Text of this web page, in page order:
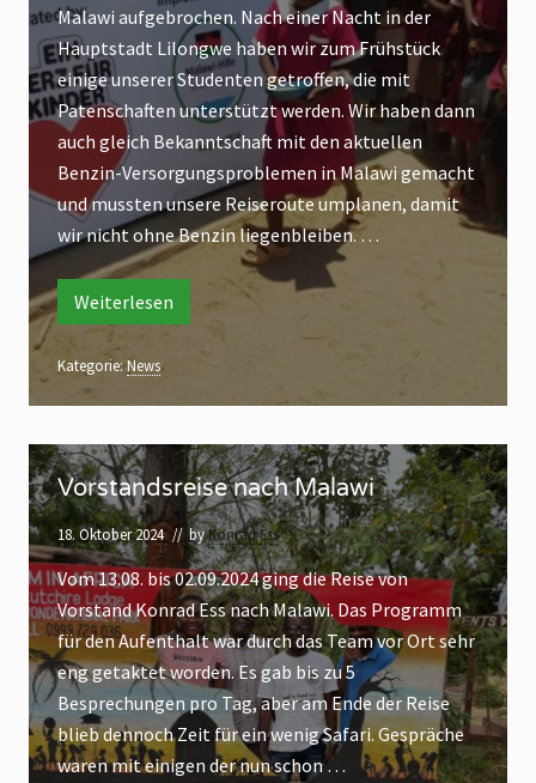
z
u
c
h
t
i
n
M
a
l
a
w
i
h
e
r
f
u
c
h
t
M
a
l
a
w
i
n
d
O
b
s
t
b
ä
u
m
e
u
m
e
Malawi aufgebrochen. Nach einer Nacht in der
Hauptstadt Lilongwe haben wir zum Frühstück
einige unserer Studenten getroffen, die mit
Patenschaften unterstützt werden. Wir haben dann
auch gleich Bekanntschaft mit den aktuellen
Benzin-Versorgungsproblemen in Malawi gemacht
und mussten unsere Reiseroute umplanen, damit
wir nicht ohne Benzin liegenbleiben. …
G
r
p
e
r
e
i
s
e
n
a
c
h
M
a
l
a
w
i
Weiterlesen
Kategorie: News
e
r
e
e
a
c
a
w
i
Vorstandsreise nach Malawi
18. Oktober 2024 // byKonrad Ess
Vom 13.08. bis 02.09.2024 ging die Reise von
Vorstand Konrad Ess nach Malawi. Das Programm
für den Aufenthalt war durch das Team vor Ort sehr
eng getaktet worden. Es gab bis zu 5
Besprechungen pro Tag, aber am Ende der Reise
blieb dennoch Zeit für ein wenig Safari. Gespräche
waren mit einigen der nun schon …
V
o
r
s
t
a
n
d
s
r
e